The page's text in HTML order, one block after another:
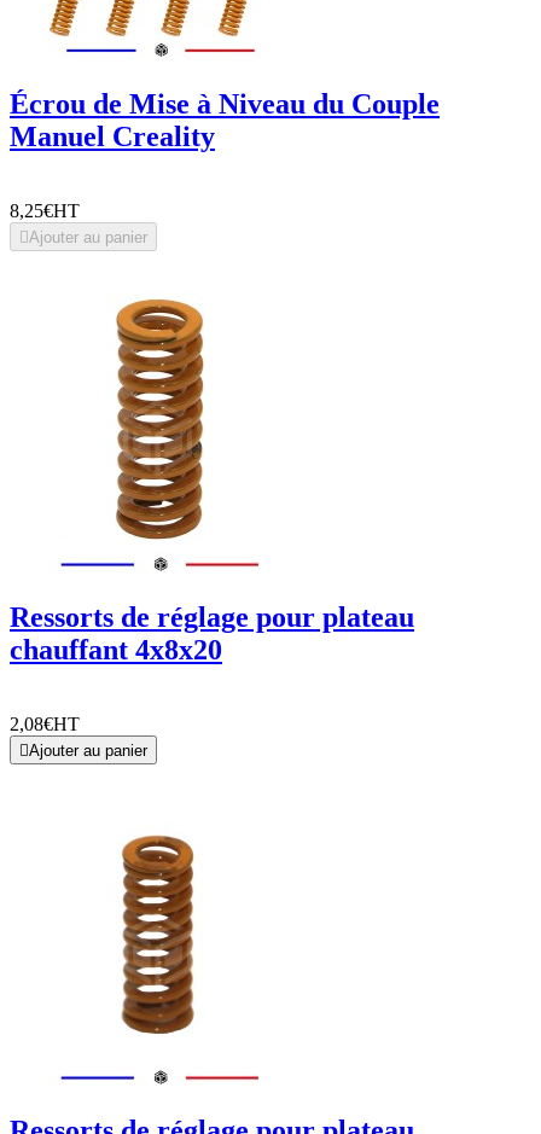
Écrou de Mise à Niveau du Couple
Manuel Creality
8,25€HT
Ajouter au panier
Ressorts de réglage pour plateau
chauffant 4x8x20
2,08€HT
Ajouter au panier